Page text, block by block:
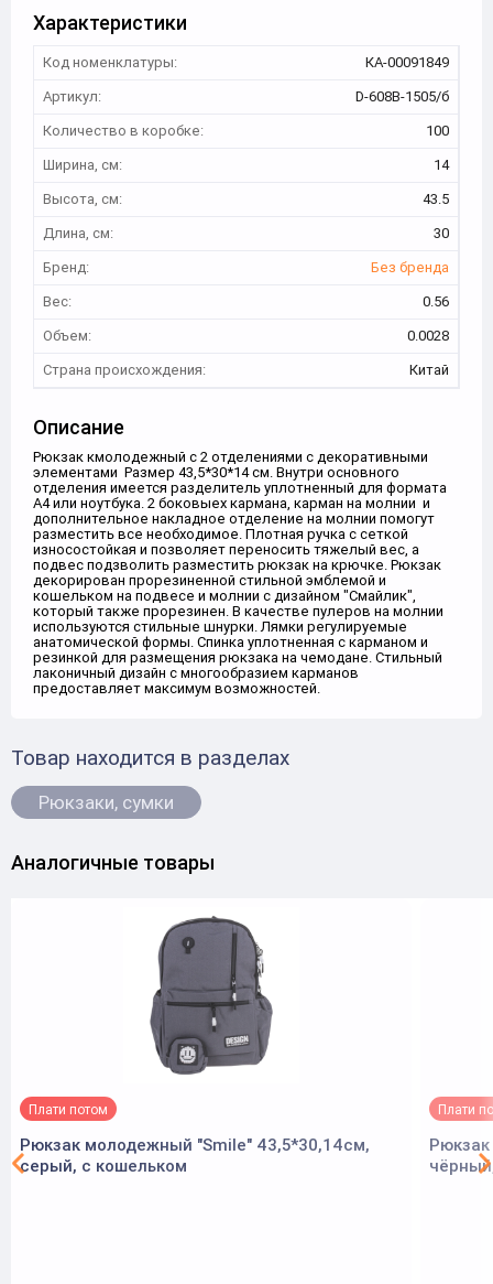
Характеристики
Код номенклатуры:
КА-00091849
Артикул:
D-608B-1505/б
Количество в коробке:
100
Ширина, см:
14
Высота, см:
43.5
Длина, см:
30
Бренд:
Без бренда
Вес:
0.56
Объем:
0.0028
Страна происхождения:
Китай
Описание
Рюкзак кмолодежный с 2 отделениями с декоративными
элементами Размер 43,5*30*14 см. Внутри основного
отделения имеется разделитель уплотненный для формата
А4 или ноутбука. 2 боковыех кармана, карман на молнии и
дополнительное накладное отделение на молнии помогут
разместить все необходимое. Плотная ручка с сеткой
износостойкая и позволяет переносить тяжелый вес, а
подвес подзволить разместить рюкзак на крючке. Рюкзак
декорирован прорезиненной стильной эмблемой и
кошельком на подвесе и молнии с дизайном "Смайлик",
который также прорезинен. В качестве пулеров на молнии
используются стильные шнурки. Лямки регулируемые
анатомической формы. Спинка уплотненная с карманом и
резинкой для размещения рюкзака на чемодане. Стильный
лаконичный дизайн с многообразием карманов
предоставляет максимум возможностей.
Товар находится в разделах
Рюкзаки, сумки
Аналогичные товары
Плати потом
Рюкзак молодежный "Smile" 43,5*30,14см,
серый, с кошельком
Плати